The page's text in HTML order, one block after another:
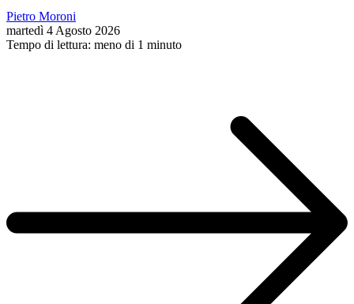
Pietro Moroni
martedì 4 Agosto 2026
Tempo di lettura: meno di 1 minuto